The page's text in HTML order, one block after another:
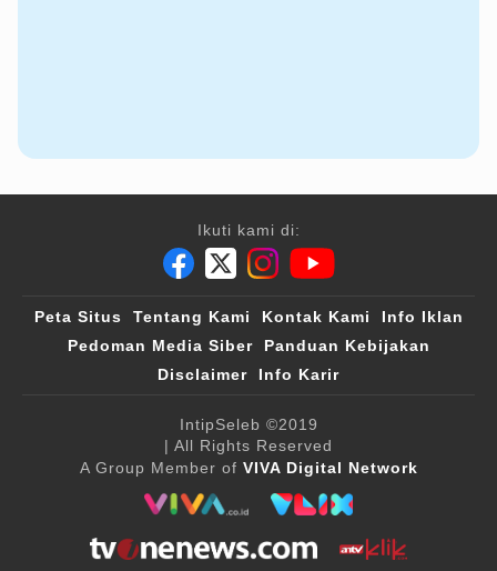
Ikuti kami di:
Peta Situs Tentang Kami Kontak Kami
Info Iklan
Pedoman Media Siber
Panduan Kebijakan
Disclaimer
Info Karir
IntipSeleb ©2019
| All Rights Reserved
A Group Member of VIVA Digital Network